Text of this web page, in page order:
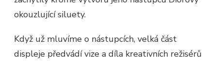
okouzlující siluety.
Když už mluvíme o nástupcích, velká část
displeje předvádí vize a díla kreativních režisérů